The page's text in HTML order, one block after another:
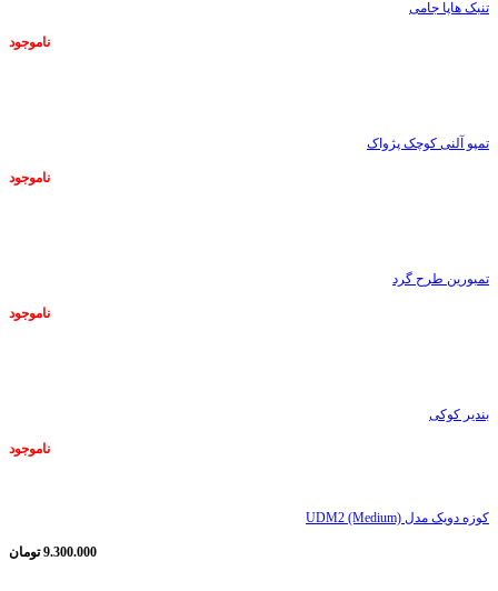
تنبک هاپا جامی
ناموجود
تمپو آلنی کوچک پژواک
ناموجود
تمبورین طرح گرد
ناموجود
بندیر کوکی
ناموجود
کوزه دویک مدل UDM2 (Medium)
9.300.000 تومان